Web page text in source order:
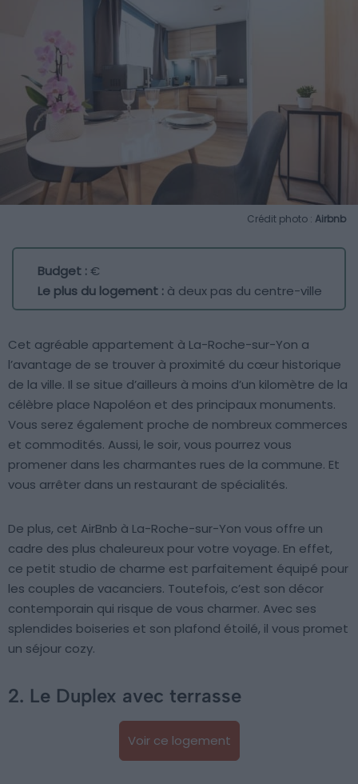
Crédit photo : Airbnb
Budget :€
Le plus du logement : à deux pas du centre-ville
Cet agréable appartement à La-Roche-sur-Yon a
l’avantage de se trouver à proximité du cœur historique
de la ville. Il se situe d’ailleurs à moins d’un kilomètre de la
célèbre place Napoléon et des principaux monuments.
Vous serez également proche de nombreux commerces
et commodités. Aussi, le soir, vous pourrez vous
promener dans les charmantes rues de la commune. Et
vous arrêter dans un restaurant de spécialités.
De plus, cet AirBnb à La-Roche-sur-Yon vous offre un
cadre des plus chaleureux pour votre voyage. En effet,
ce petit studio de charme est parfaitement équipé pour
les couples de vacanciers. Toutefois, c’est son décor
contemporain qui risque de vous charmer. Avec ses
splendides boiseries et son plafond étoilé, il vous promet
un séjour cozy.
2. Le Duplex avec terrasse
Voir ce logement